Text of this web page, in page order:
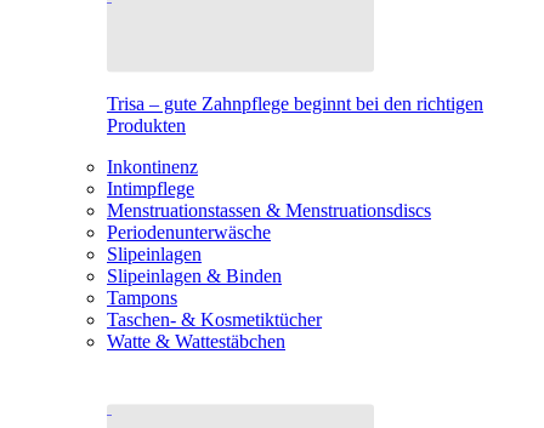
Trisa – gute Zahnpflege beginnt bei den richtigen
Produkten
Inkontinenz
Intimpflege
Menstruationstassen & Menstruationsdiscs
Periodenunterwäsche
Slipeinlagen
Slipeinlagen & Binden
Tampons
Taschen- & Kosmetiktücher
Watte & Wattestäbchen